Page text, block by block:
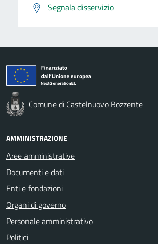
Segnala disservizio
Comune di Castelnuovo Bozzente
AMMINISTRAZIONE
Aree amministrative
Documenti e dati
Enti e fondazioni
Organi di governo
Personale amministrativo
Politici